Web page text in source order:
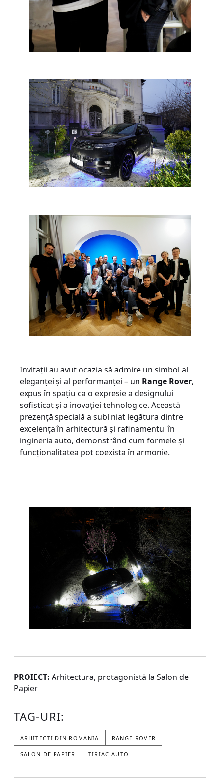
Invitații au avut ocazia să admire un simbol al
eleganței și al performanței – un Range Rover,
expus în spațiu ca o expresie a designului
sofisticat și a inovației tehnologice. Această
prezență specială a subliniat legătura dintre
excelența în arhitectură și rafinamentul în
ingineria auto, demonstrând cum formele și
funcționalitatea pot coexista în armonie.
PROIECT: Arhitectura, protagonistă la Salon de
Papier
TAG-URI:
ARHITECTI DIN ROMANIA RANGE ROVER
SALON DE PAPIER TIRIAC AUTO